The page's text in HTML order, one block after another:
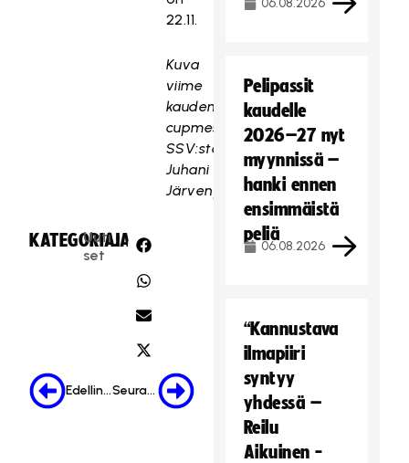
22.11.
Kuva
viime
kauden
cupmestari
SSV:stä:
Juhani
Järvenpää
KATEGORIA:
Uuti
set
JAA:
Edellinen Seuraava
06.08.2026
Pelipassit
kaudelle
2026–27 nyt
myynnissä –
hanki ennen
ensimmäistä
peliä
06.08.2026
“Kannustava
ilmapiiri
syntyy
yhdessä –
Reilu
Aikuinen -